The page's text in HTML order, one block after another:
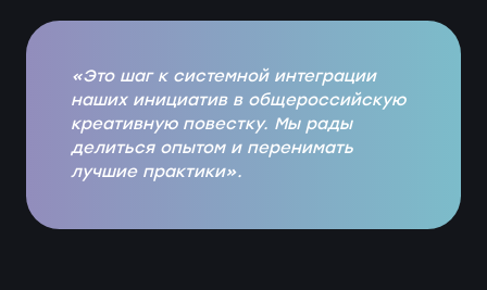
«Это шаг к системной интеграции
наших инициатив в общероссийскую
креативную повестку. Мы рады
делиться опытом и перенимать
лучшие практики».